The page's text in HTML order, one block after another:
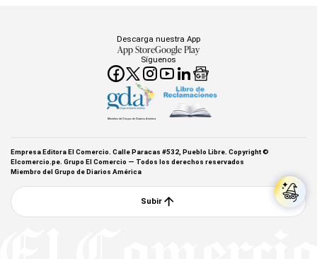
Síguenos
Descarga nuestra App
App StoreGoogle Play
Miembro del Grupo de Diarios América
Empresa Editora El Comercio. Calle Paracas #532, Pueblo Libre. Copyright ©
Elcomercio.pe. Grupo El Comercio — Todos los derechos reservados
Miembro del Grupo de Diarios América
Subir